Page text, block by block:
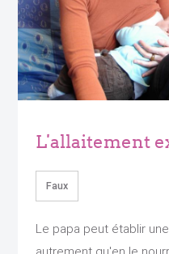
L'allaitement
Faux
Le papa peut établir